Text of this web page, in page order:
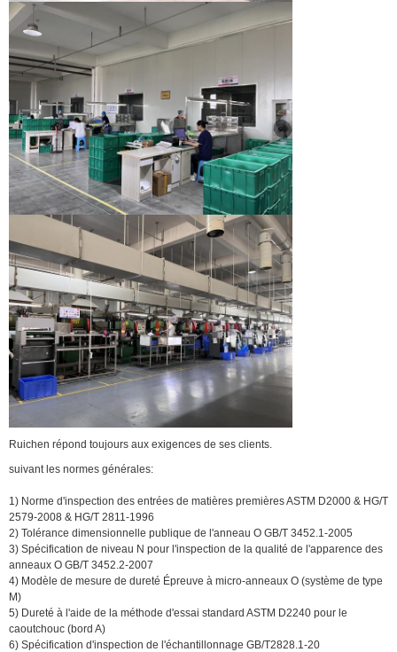
Ruichen répond toujours aux exigences de ses clients.
suivant les normes générales:
1) Norme d'inspection des entrées de matières premières ASTM D2000 & HG/T
2579-2008 & HG/T 2811-1996
2) Tolérance dimensionnelle publique de l'anneau O GB/T 3452.1-2005
3) Spécification de niveau N pour l'inspection de la qualité de l'apparence des
anneaux O GB/T 3452.2-2007
4) Modèle de mesure de dureté Épreuve à micro-anneaux O (système de type
M)
5) Dureté à l'aide de la méthode d'essai standard ASTM D2240 pour le
caoutchouc (bord A)
6) Spécification d'inspection de l'échantillonnage GB/T2828.1-20